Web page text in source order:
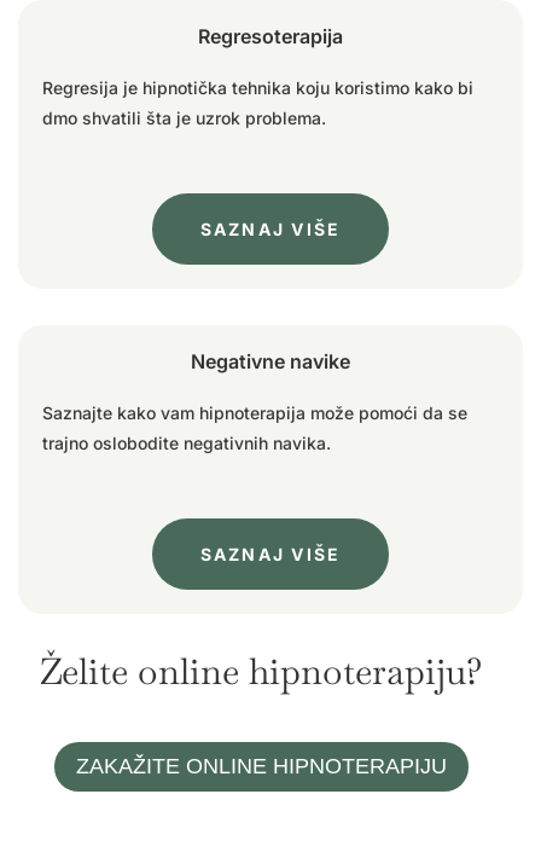
Regresoterapija
Regresija je hipnotička tehnika koju koristimo kako bi
dmo shvatili šta je uzrok problema.
SAZNAJ VIŠE
Negativne navike
Saznajte kako vam hipnoterapija može pomoći da se
trajno oslobodite negativnih navika.
SAZNAJ VIŠE
Želite online hipnoterapiju?
ZAKAŽITE ONLINE HIPNOTERAPIJU